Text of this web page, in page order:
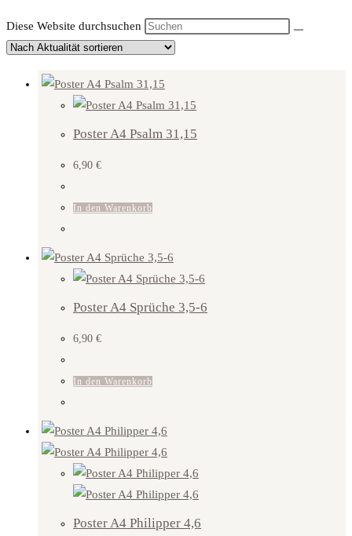
Diese Website durchsuchen
Poster A4 Psalm 31,15
6,90 €
In den Warenkorb
Poster A4 Sprüche 3,5-6
6,90 €
In den Warenkorb
Poster A4 Philipper 4,6